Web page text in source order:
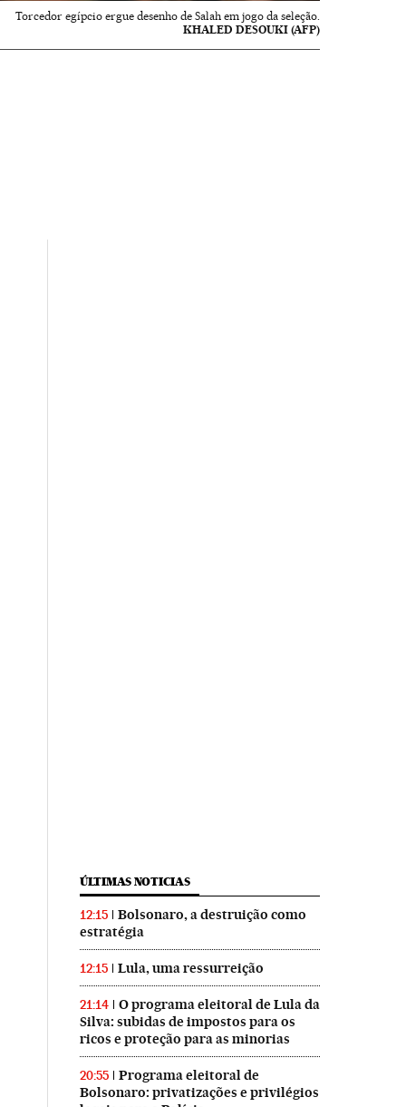
Torcedor egípcio ergue desenho de Salah em jogo da seleção.
KHALED DESOUKI (AFP)
ÚLTIMAS NOTICIAS
12:15
Bolsonaro, a destruição como
estratégia
12:15 Lula, uma ressurreição
21:14
O programa eleitoral de Lula da
Silva: subidas de impostos para os
ricos e proteção para as minorias
20:55
Programa eleitoral de
Bolsonaro: privatizações e privilégios